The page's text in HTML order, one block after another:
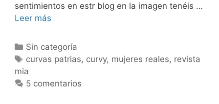
sentimientos en estr blog en la imagen tenéis …
Leer más
a
casting!
Categorías
Sin categoría
Etiquetas
curvas patrias, curvy, mujeres reales, revista
mia
5 comentarios